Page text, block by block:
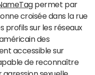
permet par
croisée dans la rue
profils sur les réseaux
des
accessible sur
de reconnaître